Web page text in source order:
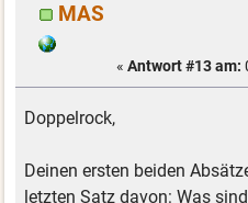
MAS
« Antwort #13 am:
Doppelrock,
Deinen ersten beiden
letzten Satz davon: Was